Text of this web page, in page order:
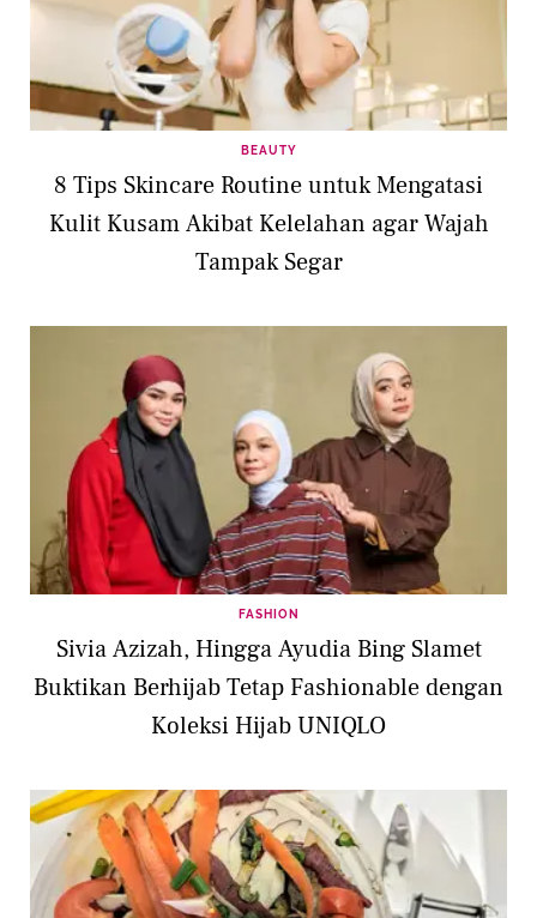
BEAUTY
8 Tips Skincare Routine untuk Mengatasi
Kulit Kusam Akibat Kelelahan agar Wajah
Tampak Segar
FASHION
Sivia Azizah, Hingga Ayudia Bing Slamet
Buktikan Berhijab Tetap Fashionable dengan
Koleksi Hijab UNIQLO